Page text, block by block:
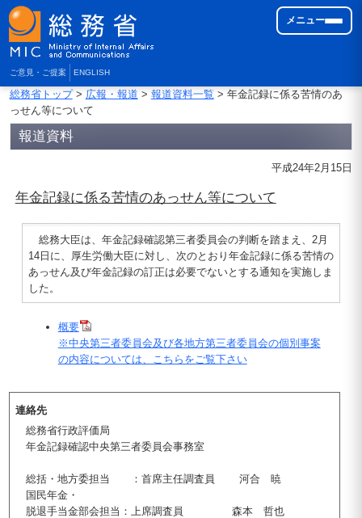
ご意見・ご提案 ENGLISH
メニュー
総務省トップ> 広報・報道 > 報道資料一覧> 年金記録に係る苦情のあ
っせん等について
報道資料
平成24年2月15日
年金記録に係る苦情のあっせん等について
総務大臣は、年金記録確認第三者委員会の判断を踏まえ、2月
14日に、厚生労働大臣に対し、次のとおり年金記録に係る苦情の
あっせん及び年金記録の訂正は必要でないとする通知を実施しま
した。
概要
※中央第三者委員会及び各地方第三者委員会の個別事案
の内容については、こちらをご覧下さい
連絡先
総務省行政評価局
年金記録確認中央第三者委員会事務室
総括・地方委担当 ：首席主任調査員 河合 暁
国民年金・
脱退手当金部会担当：上席調査員 森本 哲也